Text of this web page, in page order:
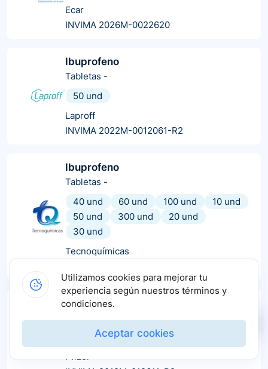
Ecar
INVIMA 2026M-0022620
Ibuprofeno
Tabletas -
50 und
Laproff
INVIMA 2022M-0012061-R2
Ibuprofeno
Tabletas -
40 und
60 und 100 und
10 und
50 und
300 und
20 und
30 und
Tecnoquímicas
Motrin
5 und
Pfizer
Utilizamos cookies para mejorar tu
experiencia según nuestros términos y
condiciones.
Aceptar cookies